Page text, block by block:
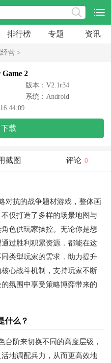
排行榜 专题 资讯
营 >
2
版本：V2.1r34
系统：Android
载
截图 评论 0
对抗的战争题材游戏，整体画
仅打造了多样的场景地图与
色供玩家操控。无论你是想
过胜利积累资源，都能在这
类型玩家的需求，助力提升
心战斗机制，支持玩家不断
氛围中享受策略博弈带来的
什么？
台阶来切换不同的高度层级，
地调配兵力，从而更高效地